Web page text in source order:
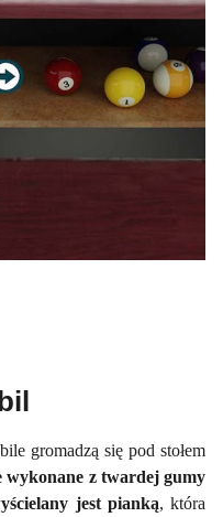
gromadzą się pod stołem
z twardej gumy
jest pianką, która